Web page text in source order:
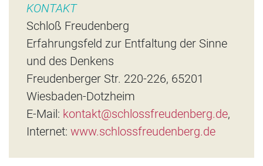
KONTAKT
Schloß Freudenberg
Erfahrungsfeld zur Entfaltung der Sinne
und des Denkens
Freudenberger Str. 220-226, 65201
Wiesbaden-Dotzheim
E-Mail: kontakt@schlossfreudenberg.de,
Internet: www.schlossfreudenberg.de